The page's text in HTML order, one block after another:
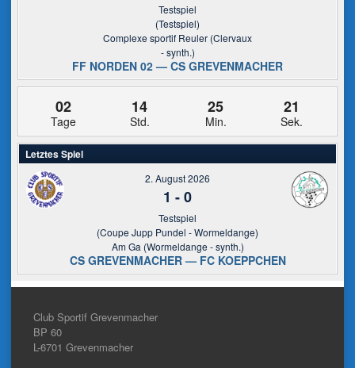
Testspiel
(Testspiel)
Complexe sportif Reuler (Clervaux
- synth.)
FF NORDEN 02 — CS GREVENMACHER
02
Tage
14
Std.
25
Min.
21
Sek.
Letztes Spiel
2. August 2026
1 -0
Testspiel
(Coupe Jupp Pundel - Wormeldange)
Am Ga (Wormeldange - synth.)
CS GREVENMACHER — FC KOEPPCHEN
Club Sportif Grevenmacher
BP 60
L-6701 Grevenmacher